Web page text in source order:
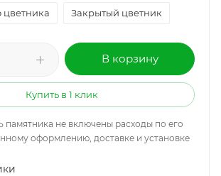
цветника Закрытый цветник
В корзину
Купить в 1 клик
памятника не включены расходы по его
оформлению, доставке и установке